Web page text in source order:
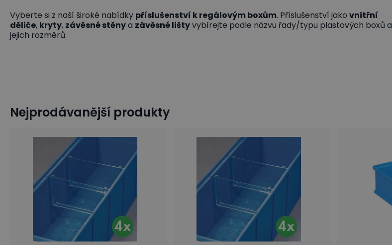
Vyberte si z naší široké nabídky příslušenství k regálovým boxům. Příslušenství jako vnitřní
děliče, kryty, závěsné stěnya závěsné lištyvybírejte podle názvu řady/typu plastových boxů a
jejich rozměrů.
Nejprodávanější produkty